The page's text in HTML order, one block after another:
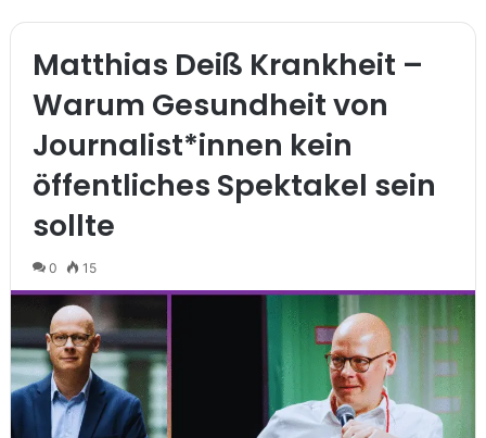
Matthias Deiß Krankheit –
Warum Gesundheit von
Journalist*innen kein
öffentliches Spektakel sein
sollte
0 15